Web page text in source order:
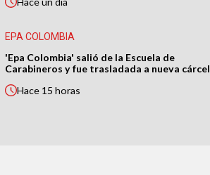
EPA COLOMBIA
'Epa Colombia' salió de la Escuela de
Carabineros y fue trasladada a nueva cárcel
Hace 15 horas